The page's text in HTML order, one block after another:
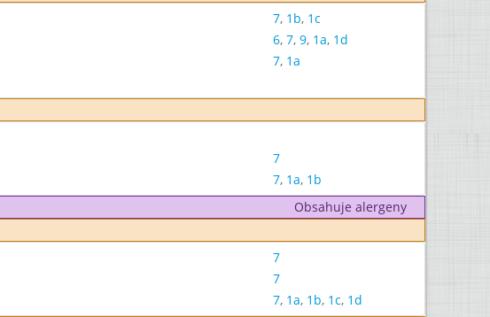
7, 1b, 1c
6, 7, 9, 1a, 1d
7, 1a
7
7, 1a, 1b
Obsahuje alergeny
7
7
7, 1a, 1b, 1c, 1d